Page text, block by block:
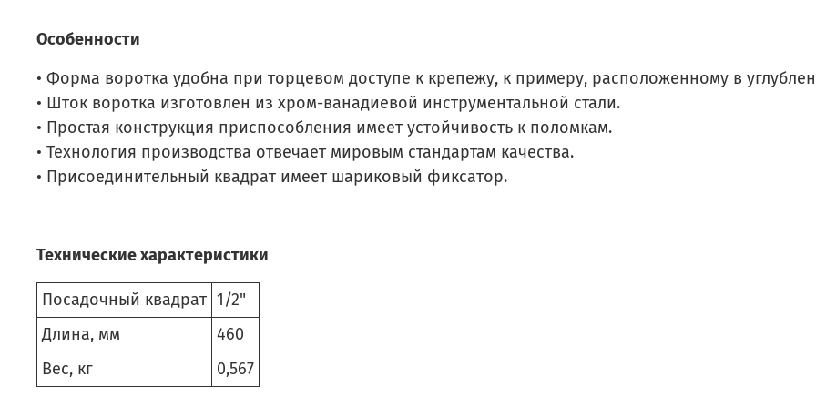
Особенности
• Форма воротка удобна при торцевом доступе к крепежу, к примеру, расположенному в
• Шток воротка изготовлен из хром-ванадиевой инструментальной стали.
• Простая конструкция приспособления имеет устойчивость к поломкам.
• Технология производства отвечает мировым стандартам качества.
• Присоединительный квадрат имеет шариковый фиксатор.
Технические характеристики
Посадочный квадрат 1/2"
Длина, мм
460
Вес, кг
0,567